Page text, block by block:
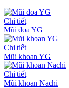
Chi tiết
Mũi doa YG
Chi tiết
Mũi khoan YG
Chi tiết
Mũi khoan Nachi